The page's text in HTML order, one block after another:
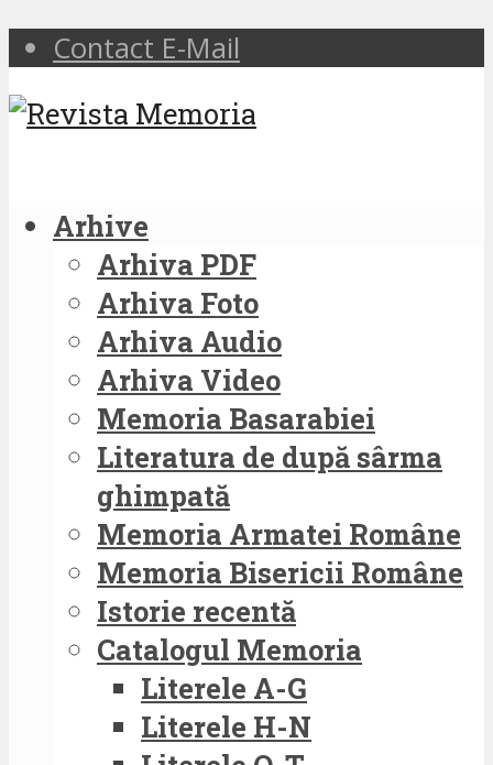
Contact E-Mail
Arhive
Arhiva PDF
Arhiva Foto
Arhiva Audio
Arhiva Video
Memoria Basarabiei
Literatura de după sârma
ghimpată
Memoria Armatei Române
Memoria Bisericii Române
Istorie recentă
Catalogul Memoria
Literele A-G
Literele H-N